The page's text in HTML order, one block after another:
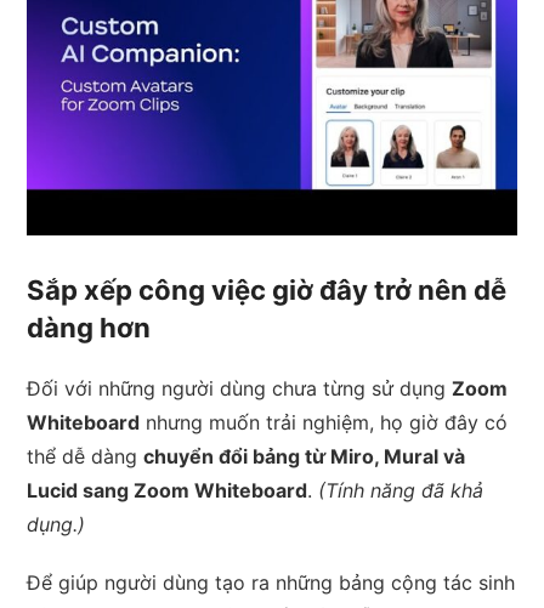
Sắp xếp công việc giờ đây trở nên dễ
dàng hơn
Đối với những người dùng chưa từng sử dụngZoom
Whiteboard nhưng muốn trải nghiệm, họ giờ đây có
thể dễ dàngchuyển đổi bảng từ Miro, Mural và
Lucid sang Zoom Whiteboard. (Tính năng đã khả
dụng.)
Để giúp người dùng tạo ra những bảng cộng tác sinh